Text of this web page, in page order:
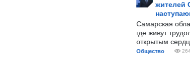
жителей
Самарская
где живут
открытым
Общество